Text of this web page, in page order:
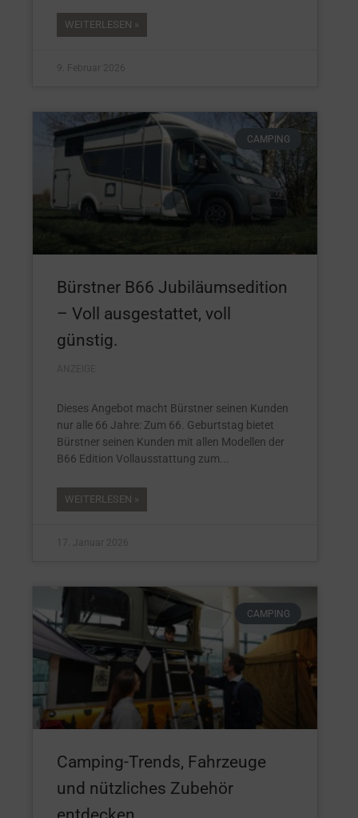
WEITERLESEN »
9. Februar 2026
CAMPING
Bürstner B66 Jubiläumsedition
– Voll ausgestattet, voll
günstig.
Dieses Angebot macht Bürstner seinen Kunden
nur alle 66 Jahre: Zum 66. Geburtstag bietet
Bürstner seinen Kunden mit allen Modellen der
B66 Edition Vollausstattung zum
WEITERLESEN »
17. Januar 2026
CAMPING
Camping-Trends, Fahrzeuge
und nützliches Zubehör